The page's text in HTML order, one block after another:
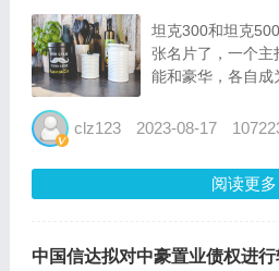
坦克300和坦克
张名片了，一个主
能和豪华，各自成
进行了不同程度的
空白。...
clz123 2023-08-17
阅读更多
中国信达拟对中豪置业债权进